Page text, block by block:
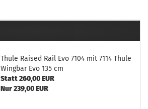
Thule Raised Rail Evo 7104 mit 7114 Thule
Wingbar Evo 135 cm
Statt 260,00 EUR
Nur 239,00 EUR